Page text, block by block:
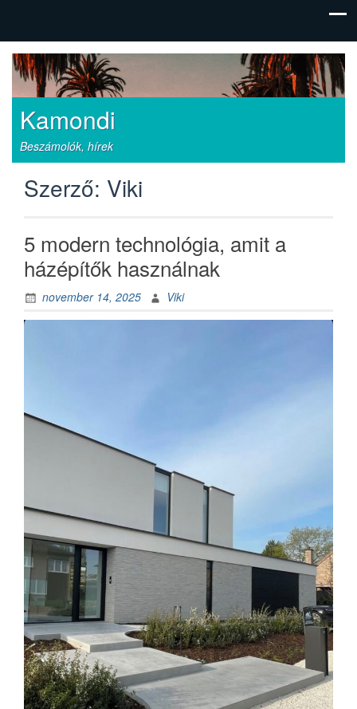
Kamondi
Beszámolók, hírek
Szerző: Viki
5 modern technológia, amit a
házépítők használnak
november 14, 2025 Viki